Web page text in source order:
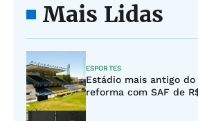
Mais Lidas
ESPORTES
Estádio mais antigo
reforma com SAF de